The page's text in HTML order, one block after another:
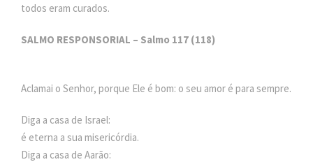
todos eram curados.
SALMO RESPONSORIAL – Salmo 117 (118)
Aclamai o Senhor, porque Ele é bom: o seu amor é para sempre.
Diga a casa de Israel:
é eterna a sua misericórdia.
Diga a casa de Aarão: